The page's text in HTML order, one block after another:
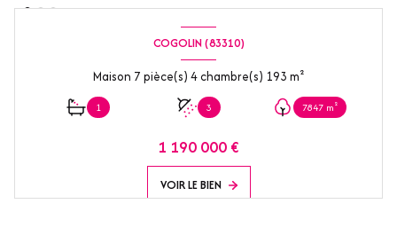
COGOLIN (83310)
Maison 7 pièce(s) 4 chambre(s) 193 m²
1 3 7847 m²
1 190 000 €
VOIR LE BIEN